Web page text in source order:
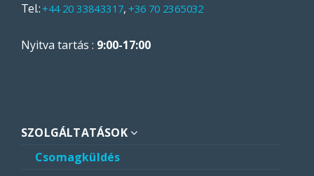
Tel.:+44 20 33843317,+36 70 2365032
Nyitva tartás : 9:00-17:00
SZOLGÁLTATÁSOK
Csomagküldés